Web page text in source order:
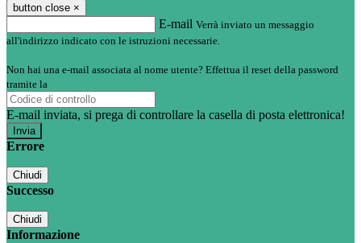
button close ×
E-mail Verrà inviato un messaggio
all'indirizzo indicato con le istruzioni necessarie.
Non hai una e-mail associata al nome utente? Effettua il reset della password
tramite la
E-mail inviata, si prega di controllare la casella di posta elettronica!
Errore
Chiudi
Successo
Chiudi
Informazione